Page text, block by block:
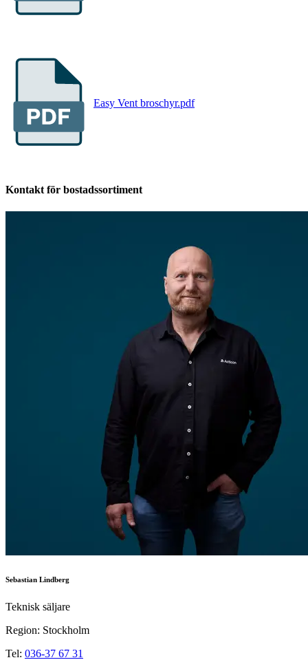
Easy Vent broschyr.pdf
Kontakt för bostadssortiment
Sebastian Lindberg
Teknisk säljare
Region: Stockholm
Tel: 036-37 67 31